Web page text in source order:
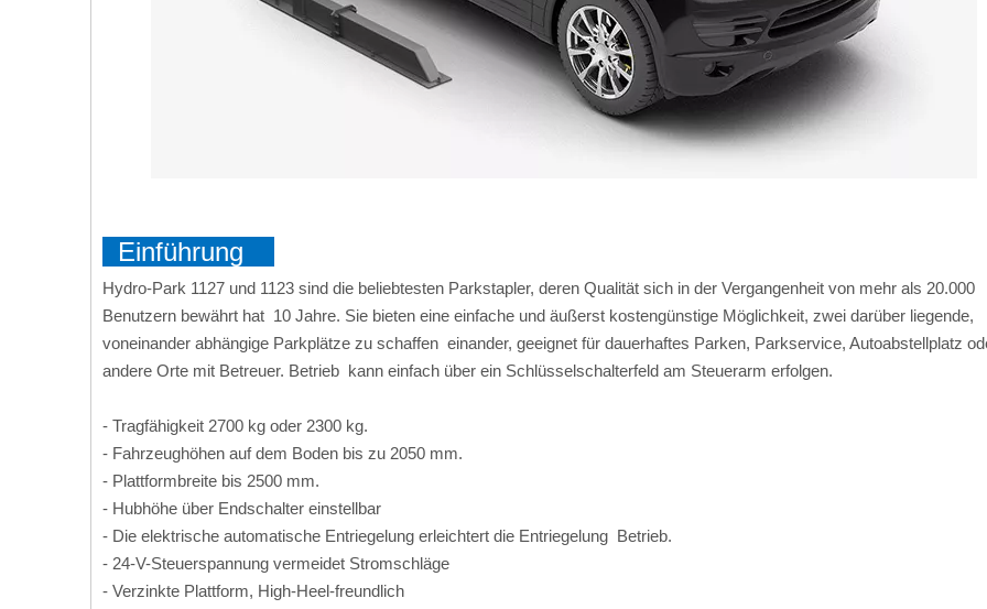
Einführung
Hydro-Park 1127 und 1123 sind die beliebtesten Parkstapler, deren Qualität sich in der Vergangenheit von mehr als 20.000
Benutzern bewährt hat 10 Jahre. Sie bieten eine einfache und äußerst kostengünstige Möglichkeit, zwei darüber liegende,
voneinander abhängige Parkplätze zu schaffen einander, geeignet für dauerhaftes Parken, Parkservice, Autoabstellplatz
andere Orte mit Betreuer. Betrieb kann einfach über ein Schlüsselschalterfeld am Steuerarm erfolgen.
- Tragfähigkeit 2700 kg oder 2300 kg.
- Fahrzeughöhen auf dem Boden bis zu 2050 mm.
- Plattformbreite bis 2500 mm.
- Hubhöhe über Endschalter einstellbar
- Die elektrische automatische Entriegelung erleichtert die Entriegelung Betrieb.
- 24-V-Steuerspannung vermeidet Stromschläge
- Verzinkte Plattform, High-Heel-freundlich